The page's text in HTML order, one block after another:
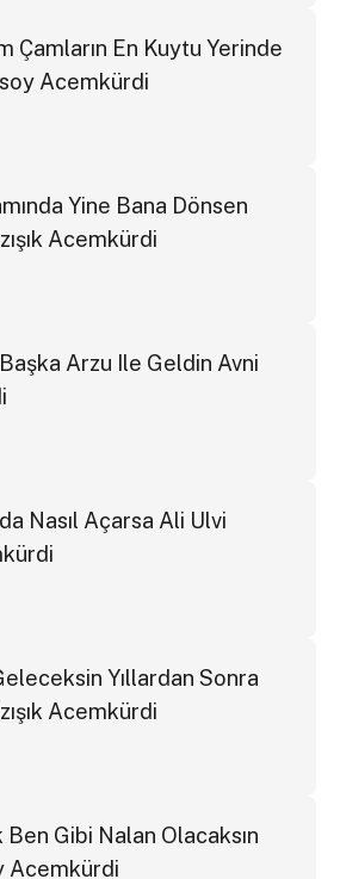
Çamların En Kuytu Yerinde
Acemkürdi
Yine Bana Dönsen
Acemkürdi
Arzu Ile Geldin Avni
Nasıl Açarsa Ali Ulvi
Yıllardan Sonra
Acemkürdi
Ben Gibi Nalan Olacaksın
Acemkürdi